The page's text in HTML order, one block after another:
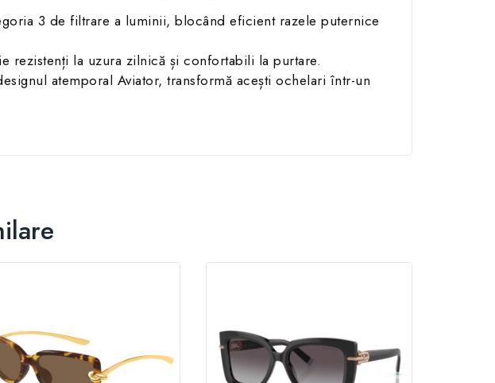
3 de filtrare a luminii, blocând eficient razele puternice
rezistenți la uzura zilnică și confortabili la purtare.
atemporal Aviator, transformă acești ochelari într-un